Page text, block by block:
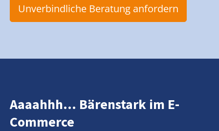
Unverbindliche Beratung anfordern
Aaaahhh... Bärenstark im E-
Commerce